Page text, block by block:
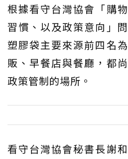
根據看守台灣協會「購
習慣、以及政策意向」
塑膠袋主要來源前四名
販、早餐店與餐廳，都
政策管制的場所。
看守台灣協會秘書長謝